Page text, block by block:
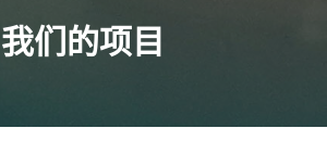
我们的项目